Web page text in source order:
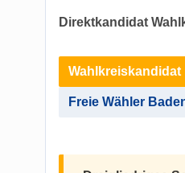
Direktkandidat
Wahlkreiskandidat
Freie Wähler